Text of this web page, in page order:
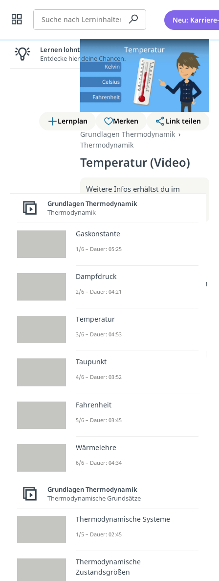
Suche Neu:
Lernplan Merken
Link teilen
Grundlagen Thermodynamik
Thermodynamik
Temperatur (Video)
Weitere Infos erhältst du im
Beitrag zum Video
zum Beitrag: Temperatur
Temperatur zu kennen. Wir zeigen
Temperatur-Einheiten
Temperatur besser verstehen und
richtig interpretieren.
Beliebte Inhalte aus dem
Bereich
Taupun
kt
03:52
Fahren
heit
03:45
Wärmel
ehre
Dauer:
Lernen lohnt sich!
Entdecke hier deine Chancen.
Grundlagen Thermodynamik
Thermodynamik
Gaskonstante
1/6 – Dauer: 05:25
Dampfdruck
2/6 – Dauer: 04:21
Temperatur
3/6 – Dauer: 04:53
Taupunkt
4/6 – Dauer: 03:52
Fahrenheit
5/6 – Dauer: 03:45
Wärmelehre
6/6 – Dauer: 04:34
Grundlagen Thermodynamik
Thermodynamische Grundsätze
Thermodynamische Systeme
1/5 – Dauer: 02:45
Thermodynamische
Zustandsgrößen